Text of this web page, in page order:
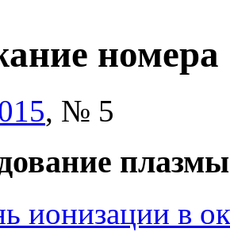
номера
, № 5
плазмы
ионизации в